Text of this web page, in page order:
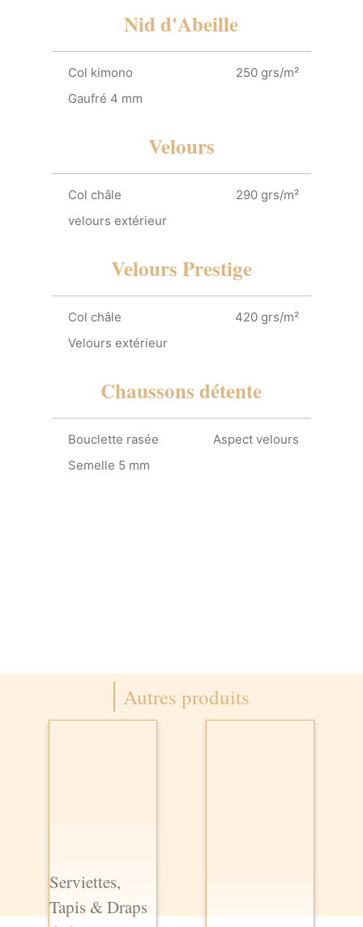
Nid d'Abeille
Col kimono
250 grs/m²
Gaufré 4 mm
Velours
Col châle
290 grs/m²
velours extérieur
Velours Prestige
Col châle
420 grs/m²
Velours extérieur
Chaussons détente
Bouclette rasée
Aspect velours
Semelle 5 mm
Autres produits
Serviettes,
Tapis & Draps